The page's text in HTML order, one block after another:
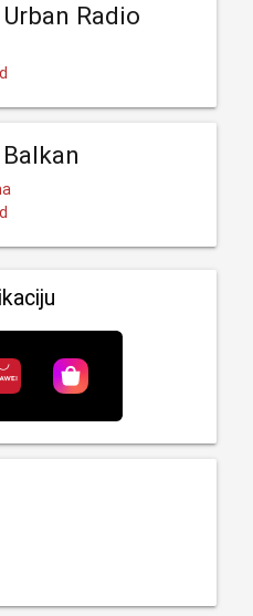
Radio